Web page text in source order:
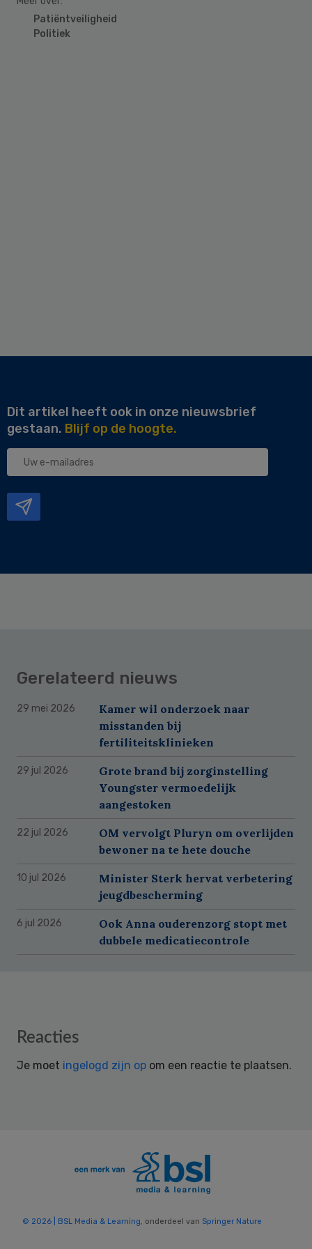
Patiëntveiligheid
Politiek
Dit artikel heeft ook in onze nieuwsbrief
gestaan. Blijf op de hoogte.
Uw
Gerelateerd nieuws
29 mei 2026
Kamer wil onderzoek naar
misstanden bij
fertiliteitsklinieken
29 jul 2026
Grote brand bij zorginstelling
Youngster vermoedelijk
aangestoken
22 jul 2026
OM vervolgt Pluryn om overlijden
bewoner na te hete douche
10 jul 2026
Minister Sterk hervat verbetering
jeugdbescherming
6 jul 2026
Ook Anna ouderenzorg stopt met
dubbele medicatiecontrole
Reader
Reacties
Je moet ingelogd zijn op om een reactie te plaatsen.
© 2026 | BSL Media & Learning, onderdeel van Springer Nature